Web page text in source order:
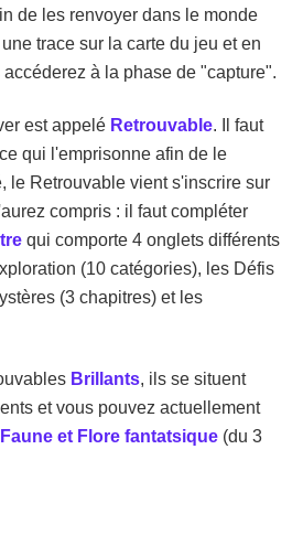
de les renvoyer dans le monde
trace sur la carte du jeu et en
à la phase de "capture".
est appelé Retrouvable. Il faut
qui l'emprisonne afin de le
le Retrouvable vient s'inscrire sur
compris : il faut compléter
qui comporte 4 onglets différents
(10 catégories), les Défis
(3 chapitres) et les
Brillants, ils se situent
et vous pouvez actuellement
Faune et Flore fantatsique (du 3